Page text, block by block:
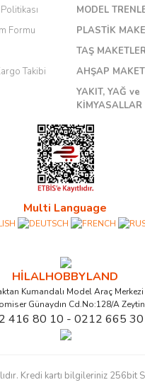
Formu
Takibi
MODEL
PLASTİK
TAŞ MAKETLER
AHŞAP
YAKIT, YAĞ ve
KİMYASALLAR
Multi Language
HİLALHOBBYLAND
Kumandalı Model Araç Merkezi
Günaydın Cd.No:128/A
416 80 10 - 0212 665
Kredi kartı bilgileriniz 256bit